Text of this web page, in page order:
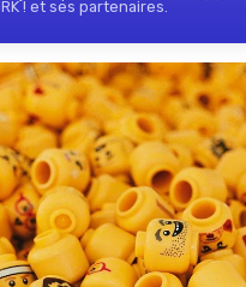
! et ses partenaires.